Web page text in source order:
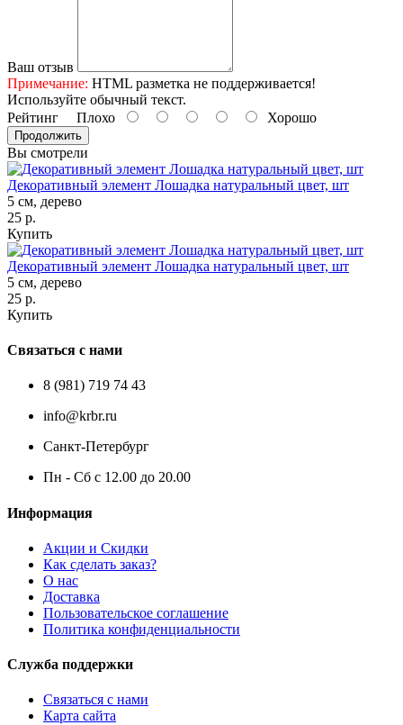
Ваш отзыв
Примечание: HTML разметка не поддерживается!
Используйте обычный текст.
Рейтинг Плохо Хорошо
Продолжить
Вы смотрели
Декоративный элемент Лошадка натуральный цвет, шт
5 см, дерево
25 р.
Купить
Декоративный элемент Лошадка натуральный цвет, шт
5 см, дерево
25 р.
Купить
Связаться с нами
8 (981) 719 74 43
info@krbr.ru
Санкт-Петербург
Пн - Сб с 12.00 до 20.00
Информация
Акции и Скидки
Как сделать заказ?
О нас
Доставка
Пользовательское соглашение
Политика конфиденциальности
Служба поддержки
Связаться с нами
Карта сайта